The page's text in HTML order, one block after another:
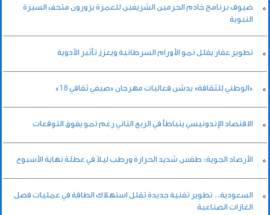
ضيوف برنامج خادم الحرمين الشريفين للعمرة يزورون متحف السيرة
النبوية
تطوير عقار يقلل نمو الأورام السرطانية ويعزز تأثير الأدوية
«الوطني للثقافة» يدشن فعاليات مهرجان «صيفي ثقافي 18»
الاقتصاد الإندونيسي يتباطأ في الربع الثاني رغم نمو يفوق التوقعات
الأرصاد الجوية: طقس شديد الحرارة ورطب ليلاً في عطلة نهاية الأسبوع
السعودية.. تطوير تقنية جديدة تقلل استهلاك الطاقة في عمليات فصل
الغازات الصناعية